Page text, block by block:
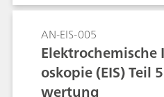
methods to monitor film
frequency and dissipation
harmonics with in situ
electrochemical signals.
based EQCM-D platform
Raman acquisition,
AN-EIS-005
oskopie (EIS) Teil
wertung